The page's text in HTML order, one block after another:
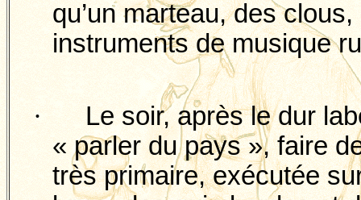
qu’un marteau, des
instruments de musique
·
Le soir, après le dur
« parler du pays », faire
très primaire, exécutée